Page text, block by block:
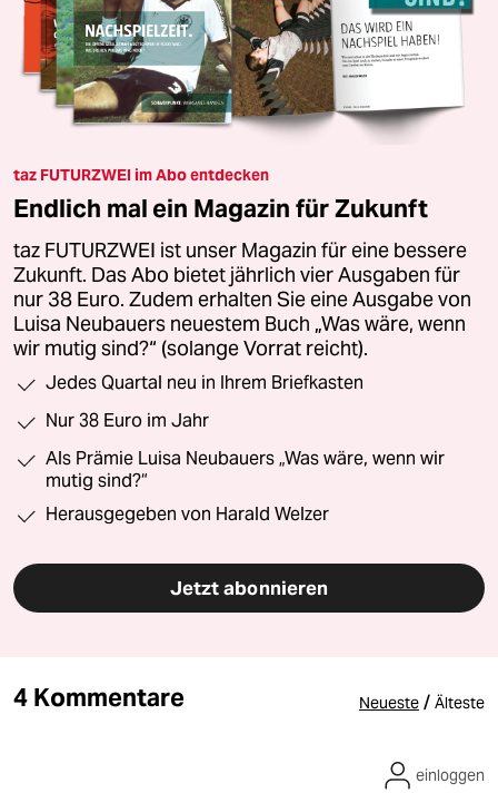
taz FUTURZWEI im Abo entdecken
Endlich mal ein Magazin für Zukunft
taz FUTURZWEI ist unser Magazin für eine bessere
Zukunft. Das Abo bietet jährlich vier Ausgaben für
nur 38 Euro. Zudem erhalten Sie eine Ausgabe von
Luisa Neubauers neuestem Buch „Was wäre, wenn
wir mutig sind?“ (solange Vorrat reicht).
Jedes Quartal neu in Ihrem Briefkasten
Nur 38 Euro im Jahr
Als Prämie Luisa Neubauers „Was wäre, wenn wir
mutig sind?“
Herausgegeben von Harald Welzer
Jetzt abonnieren
4 Kommentare Neueste / Älteste
einloggen